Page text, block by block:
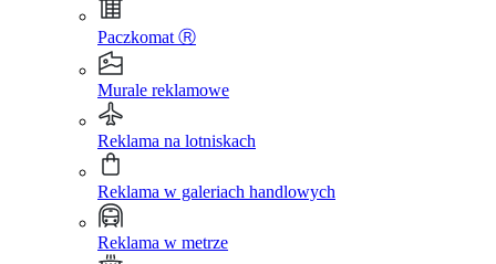
Paczkomat Ⓡ
Murale reklamowe
Reklama na lotniskach
Reklama w galeriach handlowych
Reklama w metrze